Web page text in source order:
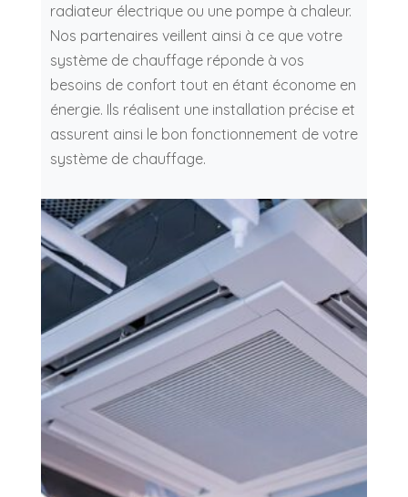
radiateur électrique ou une pompe à chaleur.
Nos partenaires veillent ainsi à ce que votre
système de chauffage réponde à vos
besoins de confort tout en étant économe en
énergie. Ils réalisent une installation précise et
assurent ainsi le bon fonctionnement de votre
système de chauffage.